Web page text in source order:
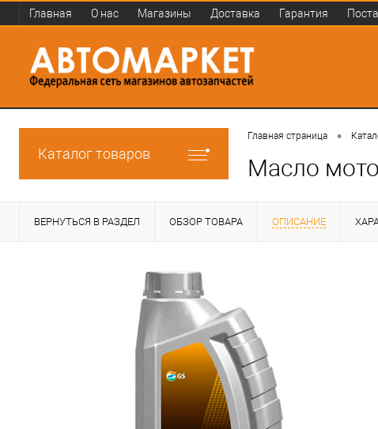
Главная О нас Магазины Доставка Гарантия
Каталог товаров
Главная страница •
Масло
ВЕРНУТЬСЯ В РАЗДЕЛ ОБЗОР ТОВАРА ОПИСАНИЕ